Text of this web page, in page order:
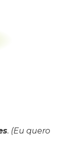
. (Eu quero